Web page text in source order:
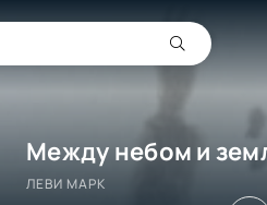
Между небом и
ЛЕВИ МАРК